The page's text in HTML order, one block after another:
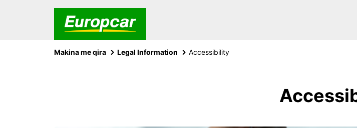
Makina me qira Legal Information Accessibility